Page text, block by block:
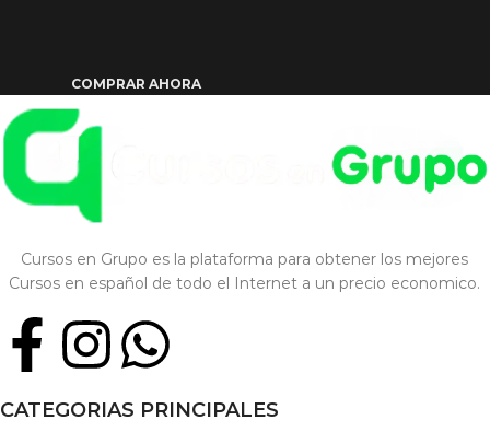
COMPRAR AHORA
Cursos en Grupo es la plataforma para obtener los mejores
Cursos en español de todo el Internet a un precio economico.
CATEGORIAS PRINCIPALES